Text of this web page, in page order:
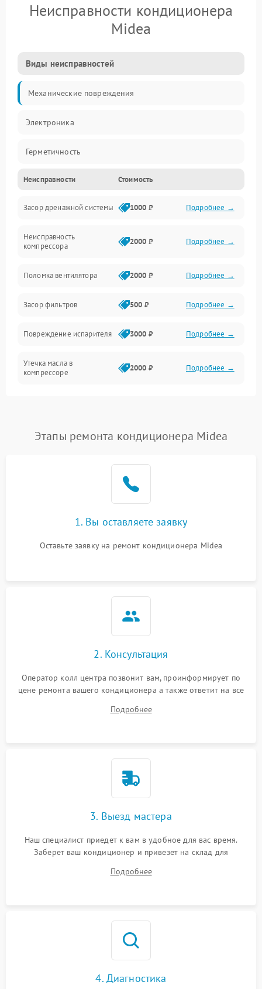
Неисправности кондиционера
Midea
Виды неисправностей
Механические повреждения
Электроника
Герметичность
Механика
Управление
Электропитание
Неисправности Стоимость
Засор дренажной системы 1000 ₽ Подробнее →
Неисправность
компрессора
2000 ₽ Подробнее →
Поломка вентилятора 2000 ₽ Подробнее →
Засор фильтров 500 ₽ Подробнее →
Повреждение испарителя 3000 ₽ Подробнее →
Утечка масла в
компрессоре
2000 ₽ Подробнее →
Неисправность
2000 ₽
1500 ₽
Повреждение корпуса
Этапы ремонта кондиционера Midea
1. Вы оставляете заявку
Оставьте заявку на ремонт кондиционера Midea
2. Консультация
Оператор колл центра позвонит вам, проинформирует по
цене ремонта вашего кондиционера а также ответит на все
Подробнее
3. Выезд мастера
Наш специалист приедет к вам в удобное для вас время.
Заберет ваш кондиционер и привезет на склад для
Подробнее
4. Диагностика